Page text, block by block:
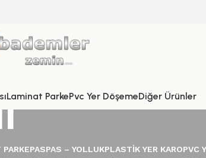
Laminat ParkePvc Yer DöşemeDiğer Ürünler
PASPAS – YOLLUKPLASTIK YER KAROPVC